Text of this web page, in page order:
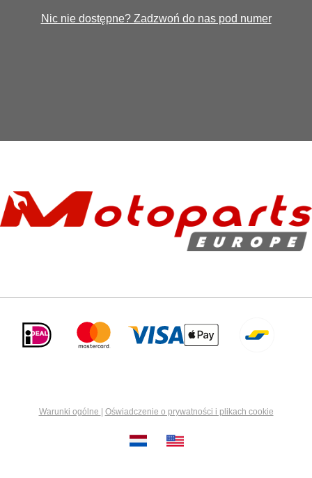
Nic nie dostępne? Zadzwoń do nas pod numer
Warunki ogólne Oświadczenie o prywatności i plikach cookie